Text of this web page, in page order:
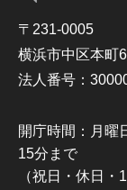
〒231-0005
横浜市中区本町
法人番号：
開庁時間：月曜
15分まで
（祝日・休日・